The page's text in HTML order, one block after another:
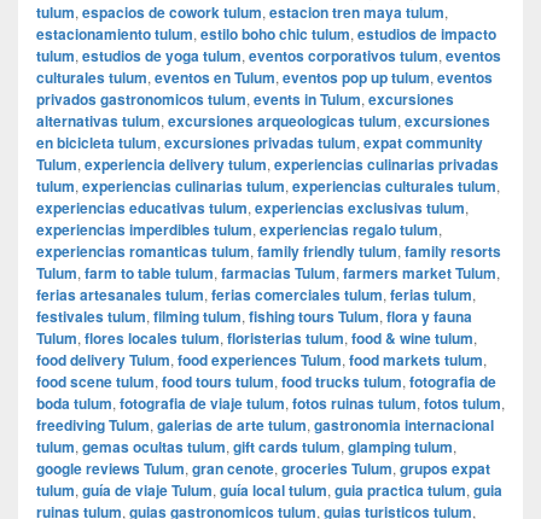
tulum, espacios de cowork tulum, estacion tren maya tulum,
estacionamiento tulum, estilo boho chic tulum, estudios de impacto
tulum, estudios de yoga tulum, eventos corporativos tulum, eventos
culturales tulum, eventos en Tulum, eventos pop up tulum, eventos
privados gastronomicos tulum, events in Tulum, excursiones
alternativas tulum, excursiones arqueologicas tulum, excursiones
en bicicleta tulum, excursiones privadas tulum, expat community
Tulum, experiencia delivery tulum, experiencias culinarias privadas
tulum, experiencias culinarias tulum, experiencias culturales tulum,
experiencias educativas tulum, experiencias exclusivas tulum,
experiencias imperdibles tulum, experiencias regalo tulum,
experiencias romanticas tulum, family friendly tulum, family resorts
Tulum, farm to table tulum, farmacias Tulum, farmers market Tulum,
ferias artesanales tulum, ferias comerciales tulum, ferias tulum,
festivales tulum, filming tulum, fishing tours Tulum, flora y fauna
Tulum, flores locales tulum, floristerias tulum, food & wine tulum,
food delivery Tulum, food experiences Tulum, food markets tulum,
food scene tulum, food tours tulum, food trucks tulum, fotografia de
boda tulum, fotografia de viaje tulum, fotos ruinas tulum, fotos tulum,
freediving Tulum, galerias de arte tulum, gastronomia internacional
tulum, gemas ocultas tulum, gift cards tulum, glamping tulum,
google reviews Tulum, gran cenote, groceries Tulum, grupos expat
tulum, guía de viaje Tulum, guía local tulum, guia practica tulum, guia
ruinas tulum, guias gastronomicos tulum, guias turisticos tulum,